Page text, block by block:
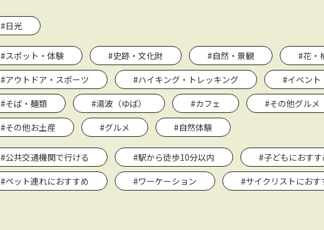
#日光
#スポット・体験 #史跡・文化財 #自然・景観
#花・
#アウトドア・スポーツ
#ハイキング・トレッキング
#イベント
#そば・麺類
#湯波（ゆば） #カフェ
#その他グルメ
#その他お土産
#グルメ #自然体験
#公共交通機関で行ける #駅から徒歩10分以内
#子どもにおす
#ペット連れにおすすめ
#ワーケーション #サイクリストにおす